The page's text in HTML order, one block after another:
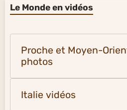
Le Monde en vidéos
Proche et Moyen-
photos
Italie vidéos